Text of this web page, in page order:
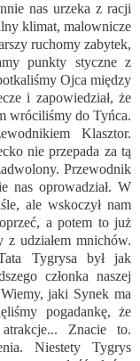
nas urzeka z racji
klimat, malownicze
ruchomy zabytek,
punkty styczne z
Ojca między
i zapowiedział, że
wróciliśmy do Tyńca.
Klasztor.
nie przepada za tą
Przewodnik
nas oprowadział. W
ale wskoczył nam
a potem to już
z udziałem mnichów.
Tygrysa był jak
członka naszej
jaki Synek ma
pogadankę, że
Znacie to.
Niestety Tygrys